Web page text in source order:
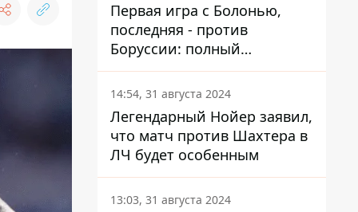
Первая игра с Болонью,
последняя - против
Боруссии: полный
календарь Шахтера в новой
ЛЧ
14:54, 31 августа 2024
Легендарный Нойер заявил,
что матч против Шахтера в
ЛЧ будет особенным
13:03, 31 августа 2024